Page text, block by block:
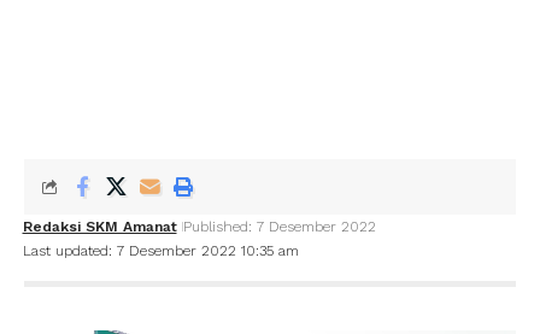
Last updated: 7 Desember 2022 10:35 am
Redaksi SKM Amanat Published: 7 Desember 2022